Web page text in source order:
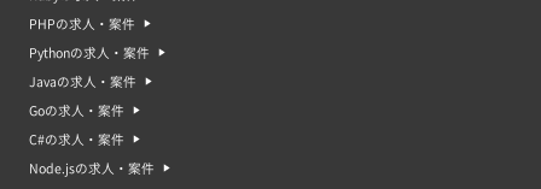
PHPの求人・案件
Pythonの求人・案件
Javaの求人・案件
Goの求人・案件
C#の求人・案件
Node.jsの求人・案件